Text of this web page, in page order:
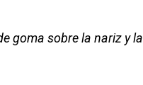
goma sobre la nariz y la